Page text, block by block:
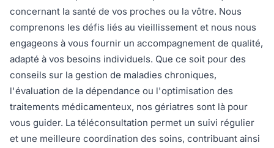
concernant la santé de vos proches ou la vôtre. Nous
comprenons les défis liés au vieillissement et nous nous
engageons à vous fournir un accompagnement de qualité,
adapté à vos besoins individuels. Que ce soit pour des
conseils sur la gestion de maladies chroniques,
l'évaluation de la dépendance ou l'optimisation des
traitements médicamenteux, nos gériatres sont là pour
vous guider. La téléconsultation permet un suivi régulier
et une meilleure coordination des soins, contribuant ainsi